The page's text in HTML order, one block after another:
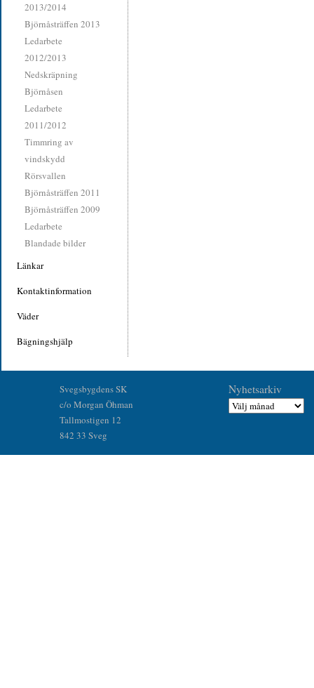
2013/2014
Björnåsträffen 2013
Ledarbete
2012/2013
Nedskräpning
Björnåsen
Ledarbete
2011/2012
Timmring av
vindskydd
Rörsvallen
Björnåsträffen 2011
Björnåsträffen 2009
Ledarbete
Blandade bilder
Länkar
Kontaktinformation
Väder
Bägningshjälp
Svegsbygdens SK
c/o Morgan Öhman
Tallmostigen 12
842 33 Sveg
Nyhetsarkiv